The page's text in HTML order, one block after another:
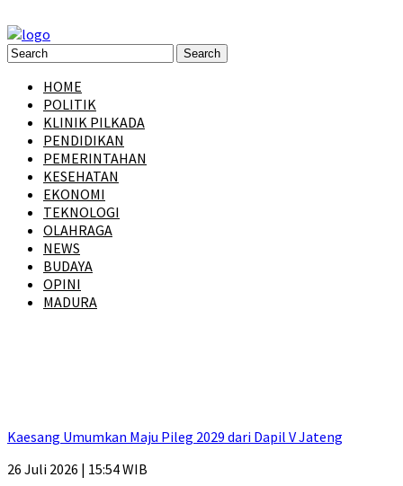
HOME
POLITIK
KLINIK PILKADA
PENDIDIKAN
PEMERINTAHAN
KESEHATAN
EKONOMI
TEKNOLOGI
OLAHRAGA
NEWS
BUDAYA
OPINI
MADURA
Kaesang Umumkan Maju Pileg 2029 dari Dapil V Jateng
26 Juli 2026 | 15:54 WIB